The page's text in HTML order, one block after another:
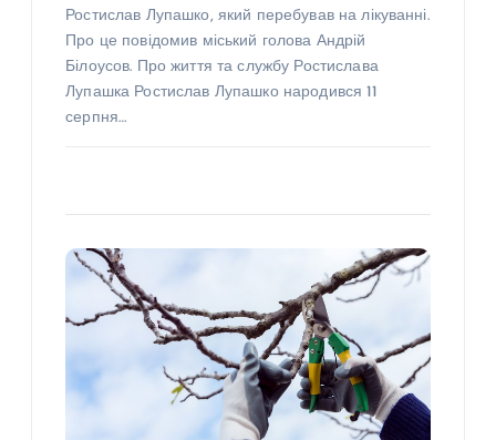
Ростислав Лупашко, який перебував на лікуванні.
Про це повідомив міський голова Андрій
Білоусов. Про життя та службу Ростислава
Лупашка Ростислав Лупашко народився 11
серпня…